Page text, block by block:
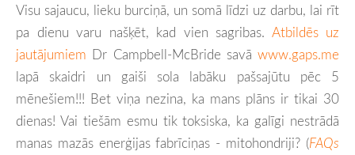
Visu sajaucu, lieku burciņā, un somā līdzi uz darbu, lai rīt
pa dienu varu našķēt, kad vien sagribas. Atbildēs uz
jautājumiem Dr Campbell-McBride savā www.gaps.me
lapā skaidri un gaiši sola labāku pašsajūtu pēc 5
mēnešiem!!! Bet viņa nezina, ka mans plāns ir tikai 30
dienas! Vai tiešām esmu tik toksiska, ka galīgi nestrādā
manas mazās enerģijas fabrīciņas - mitohondriji? (FAQs